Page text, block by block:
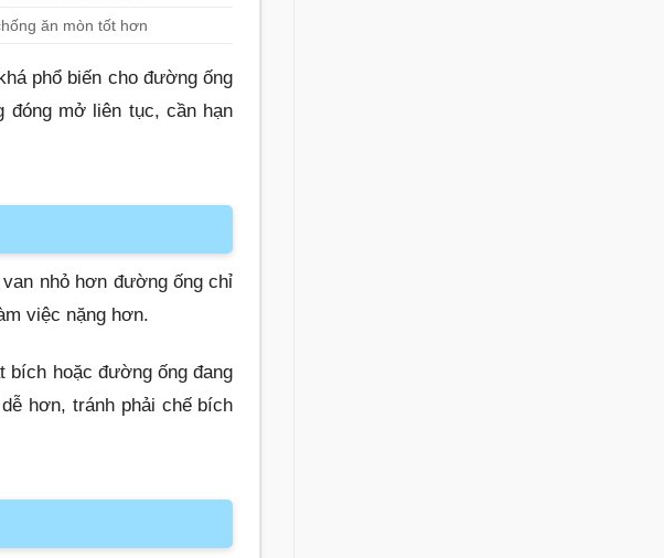
ăn mòn tốt hơn
phổ biến cho đường ống
đóng mở liên tục, cần hạn
nhỏ hơn đường ống chỉ
việc nặng hơn.
bích hoặc đường ống đang
hơn, tránh phải chế bích